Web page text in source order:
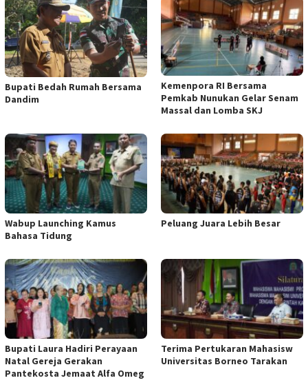
Bupati Bedah Rumah Bersama
Dandim
Kemenpora RI Bersama
Pemkab Nunukan Gelar Senam
Massal dan Lomba SKJ
Wabup Launching Kamus
Bahasa Tidung
Peluang Juara Lebih Besar
Bupati Laura Hadiri Perayaan
Natal Gereja Gerakan
Pantekosta Jemaat Alfa Omeg
Terima Pertukaran Mahasisw
Universitas Borneo Tarakan